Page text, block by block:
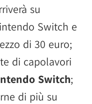
su
Switch e
di 30 euro;
di capolavori
Switch;
di più su